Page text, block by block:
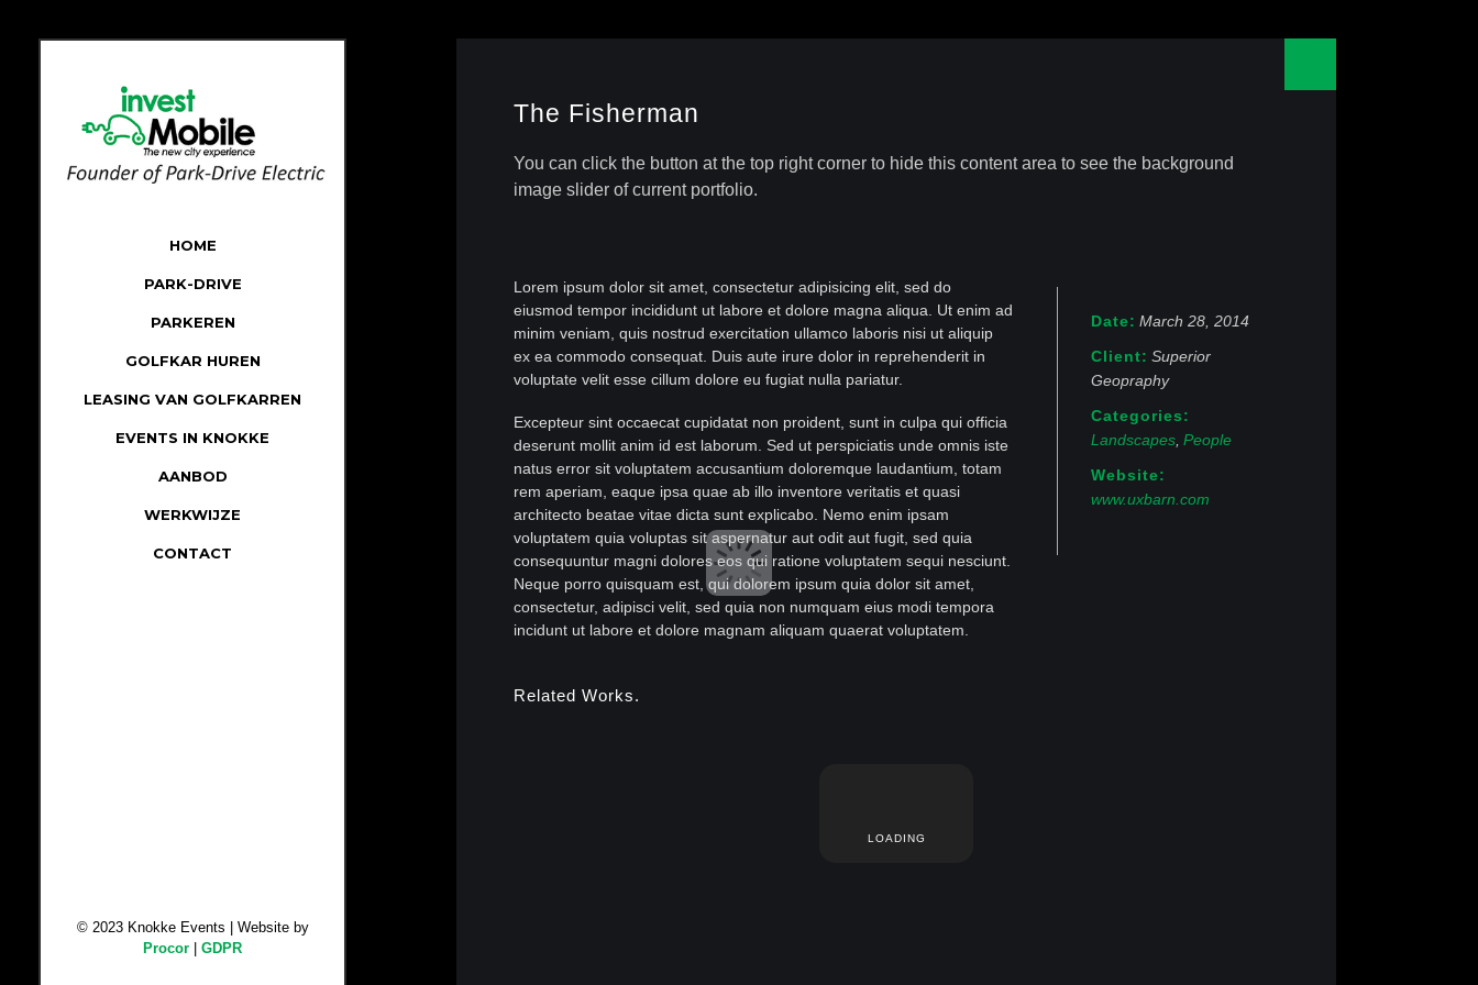
HOME
PARK-DRIVE
PARKEREN
GOLFKAR HUREN
LEASING VAN GOLFKARREN
EVENTS IN KNOKKE
AANBOD
WERKWIJZE
CONTACT
© 2023 Knokke Events | Website by
Procor
GDPR
The Fisherman
You can click the button at the top right corner to hide this content area to see the background
image slider of current portfolio.
Date
March 28, 2014
Client
Superior
Geopraphy
Categories
Landscapes People
Website
www.uxbarn.com
Lorem ipsum dolor sit amet, consectetur adipisicing elit, sed do
eiusmod tempor incididunt ut labore et dolore magna aliqua. Ut enim ad
minim veniam, quis nostrud exercitation ullamco laboris nisi ut aliquip
ex ea commodo consequat. Duis aute irure dolor in reprehenderit in
voluptate velit esse cillum dolore eu fugiat nulla pariatur.
Excepteur sint occaecat cupidatat non proident, sunt in culpa qui officia
deserunt mollit anim id est laborum. Sed ut perspiciatis unde omnis iste
natus error sit voluptatem accusantium doloremque laudantium, totam
rem aperiam, eaque ipsa quae ab illo inventore veritatis et quasi
architecto beatae vitae dicta sunt explicabo. Nemo enim ipsam
voluptatem quia voluptas sit aspernatur aut odit aut fugit, sed quia
consequuntur magni dolores eos qui ratione voluptatem sequi nesciunt.
Neque porro quisquam est, qui dolorem ipsum quia dolor sit amet,
consectetur, adipisci velit, sed quia non numquam eius modi tempora
incidunt ut labore et dolore magnam aliquam quaerat voluptatem.
Related Works.
LOADING